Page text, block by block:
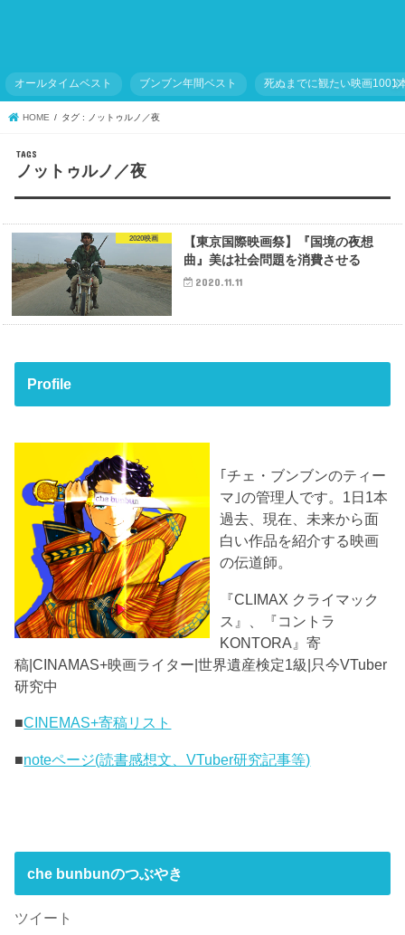
オールタイムベスト ブンブン年間ベスト 死ぬまでに観たい映画1001
HOME タグ : ノットゥルノ／夜
ノットゥルノ／夜
2020映画
【東京国際映画祭】『国境の夜想
曲』美は社会問題を消費させる
2020.11.11
Profile
｢チェ・ブンブンのティー
マ｣の管理人です。1日1本
過去、現在、未来から面
白い作品を紹介する映画
の伝道師。
『CLIMAX クライマック
ス』、『コントラ
KONTORA』寄
稿|CINAMAS+映画ライター|世界遺産検定1級|只今VTuber
研究中
■CINEMAS+寄稿リスト
■noteページ(読書感想文、VTuber研究記事等)
che bunbunのつぶやき
ツイート